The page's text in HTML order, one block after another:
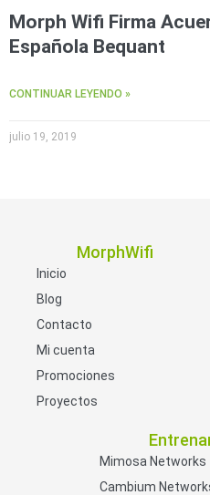
Morph Wifi Firma
Española Bequant
CONTINUAR LEYENDO »
julio 19, 2019
MorphWifi
Inicio
Blog
Contacto
Mi cuenta
Promociones
Proyectos
Mimosa Networks
Cambium